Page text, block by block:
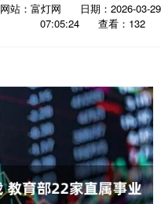
网站：富灯网
日期：2026-03-29
07:05:24
查看：132